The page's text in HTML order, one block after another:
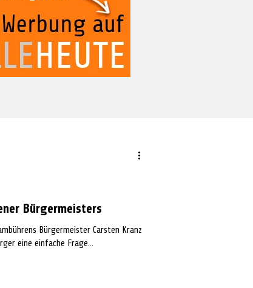
Bürgermeisters
Bürgermeister Carsten Kranz
eine einfache Frage...